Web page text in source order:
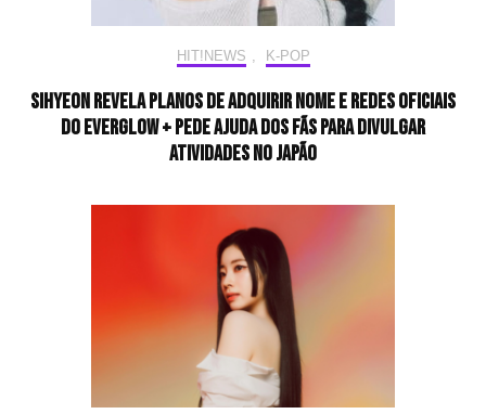
HIT!NEWS , K-POP
SIHYEON revela planos de adquirir nome e redes oficiais
do EVERGLOW + pede ajuda dos fãs para divulgar
atividades no Japão